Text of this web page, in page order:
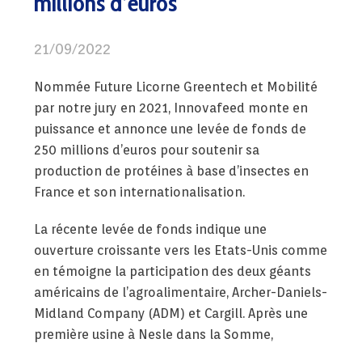
21/09/2022
Nommée Future Licorne Greentech et Mobilité
par notre jury en 2021, Innovafeed monte en
puissance et annonce une levée de fonds de
250 millions d’euros pour soutenir sa
production de protéines à base d’insectes en
France et son internationalisation.
La récente levée de fonds indique une
ouverture croissante vers les Etats-Unis comme
en témoigne la participation des deux géants
américains de l’agroalimentaire, Archer-Daniels-
Midland Company (ADM) et Cargill. Après une
première usine à Nesle dans la Somme,